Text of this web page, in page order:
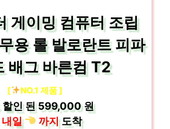
게이밍 컴퓨터 조립
용 롤 발로란트 피파
배그 바른컴 T2
[ NO.1 제품 ]
할인 된599,000 원
내일
까지도착